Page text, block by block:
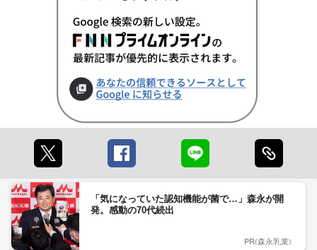
「気になっていた認知機能が菌で…」森永が開
発。感動の70代続出
PR(森永乳業)